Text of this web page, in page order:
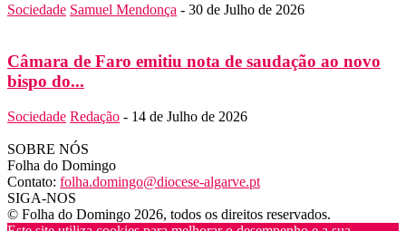
Sociedade Samuel Mendonça - 30 de Julho de 2026
Câmara de Faro emitiu nota de saudação ao novo
bispo do...
Sociedade Redação - 14 de Julho de 2026
SOBRE NÓS
Folha do Domingo
Contato: folha.domingo@diocese-algarve.pt
SIGA-NOS
© Folha do Domingo 2026, todos os direitos reservados.